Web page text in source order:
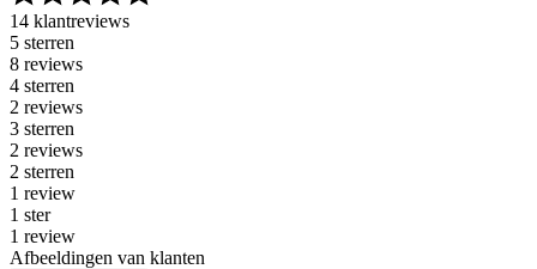
14 klantreviews
5 sterren
8 reviews
4 sterren
2 reviews
3 sterren
2 reviews
2 sterren
1 review
1 ster
1 review
Afbeeldingen van klanten